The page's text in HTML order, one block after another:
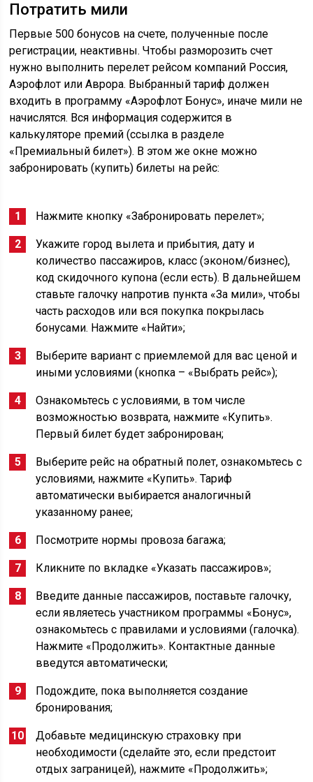
Потратить мили
Первые 500 бонусов на счете, полученные после
регистрации, неактивны. Чтобы разморозить счет
нужно выполнить перелет рейсом компаний Россия,
Аэрофлот или Аврора. Выбранный тариф должен
входить в программу «Аэрофлот Бонус», иначе мили не
начислятся. Вся информация содержится в
калькуляторе премий (ссылка в разделе
«Премиальный билет»). В этом же окне можно
забронировать (купить) билеты на рейс:
Нажмите кнопку «Забронировать перелет»;
Укажите город вылета и прибытия, дату и
количество пассажиров, класс (эконом/бизнес),
код скидочного купона (если есть). В дальнейшем
ставьте галочку напротив пункта «За мили», чтобы
часть расходов или вся покупка покрылась
бонусами. Нажмите «Найти»;
Выберите вариант с приемлемой для вас ценой и
иными условиями (кнопка – «Выбрать рейс»);
Ознакомьтесь с условиями, в том числе
возможностью возврата, нажмите «Купить».
Первый билет будет забронирован;
Выберите рейс на обратный полет, ознакомьтесь с
условиями, нажмите «Купить». Тариф
автоматически выбирается аналогичный
указанному ранее;
Посмотрите нормы провоза багажа;
Кликните по вкладке «Указать пассажиров»;
Введите данные пассажиров, поставьте галочку,
если являетесь участником программы «Бонус»,
ознакомьтесь с правилами и условиями (галочка).
Нажмите «Продолжить». Контактные данные
введутся автоматически;
Подождите, пока выполняется создание
бронирования;
Добавьте медицинскую страховку при
необходимости (сделайте это, если предстоит
отдых заграницей), нажмите «Продолжить»;